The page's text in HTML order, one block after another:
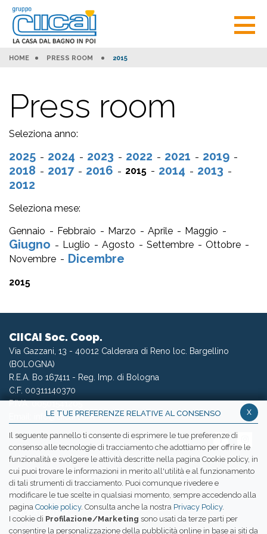
HOME PRESS ROOM 2015
Press room
Seleziona anno:
2025 2024 2023 2022 2021
2019
2018
2017 2016 2015 2014
2013
2012
Seleziona mese:
Gennaio
Febbraio Marzo Aprile Maggio
Giugno Luglio Agosto Settembre
Ottobre
Novembre
Dicembre
2015
CIICAI Soc. Coop.
Via Gazzani, 13 - 40012 Calderara di Reno loc. Bargellino
(BOLOGNA)
R.E.A. Bo 167411 - Reg. Imp. di Bologna
C.F. 00311140370
P.IVA: 00501541205
info@ciicai.com
WETRANSFER CIICAI
CHI SIAMO
LAVORA CON NOI
x
LE TUE PREFERENZE RELATIVE AL CONSENSO
Il seguente pannello ti consente di esprimere le tue preferenze di
consenso alle tecnologie di tracciamento che adottiamo per offrire le
funzionalità e svolgere le attività descritte nella pagina Cookie policy, in
cui puoi trovare le informazioni in merito all'utilità e al funzionamento
di tali strumenti di tracciamento. Puoi comunque rivedere e
modificare le tue scelte in qualsiasi momento, sempre accedendo alla
pagina Cookie policy. Consulta anche la nostra Privacy Policy.
I cookie di Profilazione/Marketing sono usati da terze parti per
consentire la personalizzazione della pubblicità online in base ai siti da